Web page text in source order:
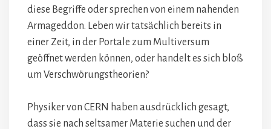
diese Begriffe oder sprechen von einem nahenden
Armageddon. Leben wir tatsächlich bereits in
einer Zeit, in der Portale zum Multiversum
geöffnet werden können, oder handelt es sich bloß
um Verschwörungstheorien?
Physiker von CERN haben ausdrücklich gesagt,
dass sie nach seltsamer Materie suchen und der